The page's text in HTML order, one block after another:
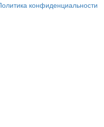
конфиденциальности